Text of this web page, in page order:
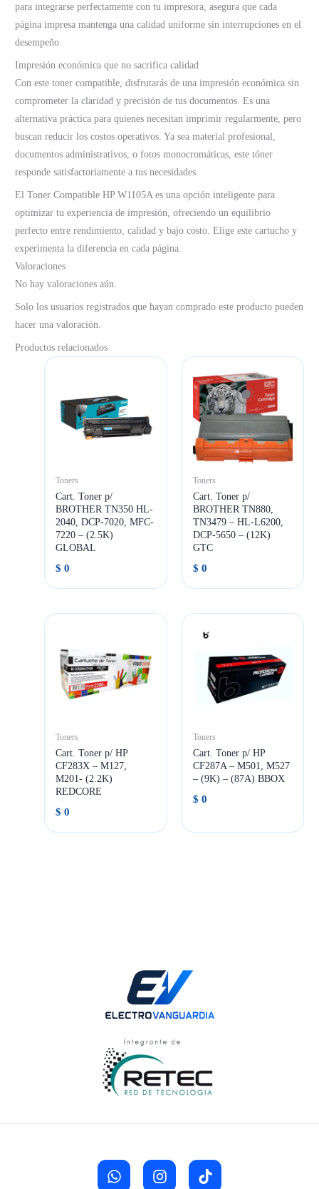
para integrarse perfectamente con tu impresora, asegura que cada
página impresa mantenga una calidad uniforme sin interrupciones en el
desempeño.
Impresión económica que no sacrifica calidad
Con este toner compatible, disfrutarás de una impresión económica sin
comprometer la claridad y precisión de tus documentos. Es una
alternativa práctica para quienes necesitan imprimir regularmente, pero
buscan reducir los costos operativos. Ya sea material profesional,
documentos administrativos, o fotos monocromáticas, este tóner
responde satisfactoriamente a tus necesidades.
El Toner Compatible HP W1105A es una opción inteligente para
optimizar tu experiencia de impresión, ofreciendo un equilibrio
perfecto entre rendimiento, calidad y bajo costo. Elige este cartucho y
experimenta la diferencia en cada página.
Valoraciones
No hay valoraciones aún.
Solo los usuarios registrados que hayan comprado este producto pueden
hacer una valoración.
Productos relacionados
Toners
Cart. Toner p/
BROTHER TN350 HL-
2040, DCP-7020, MFC-
7220 – (2.5K)
GLOBAL
$ 0
Toners
Cart. Toner p/
BROTHER TN880,
TN3479 – HL-L6200,
DCP-5650 – (12K)
GTC
$ 0
Toners
Cart. Toner p/ HP
CF283X – M127,
M201- (2.2K)
REDCORE
$ 0
Toners
Cart. Toner p/ HP
CF287A – M501, M527
– (9K) – (87A) BBOX
$ 0